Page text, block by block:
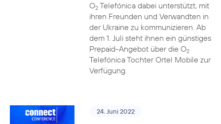
O2Telefónica dabei unterstützt, mit
ihren Freunden und Verwandten in
der Ukraine zu kommunizieren. Ab
dem 1. Juli steht ihnen ein günstiges
Prepaid-Angebot über die O2
Telefónica Tochter Ortel Mobile zur
Verfügung.
24. Juni 2022